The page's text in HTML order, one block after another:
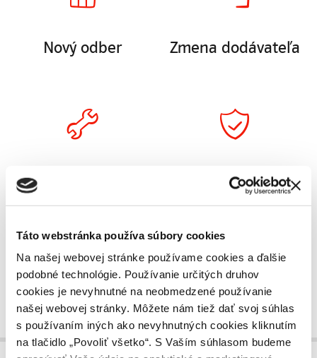
Táto webstránka používa súbory cookies
Na našej webovej stránke používame cookies a ďalšie
podobné technológie. Používanie určitých druhov
cookies je nevyhnutné na neobmedzené používanie
našej webovej stránky. Môžete nám tiež dať svoj súhlas
s používaním iných ako nevyhnutných cookies kliknutím
na tlačidlo „Povoliť všetko“. S Vaším súhlasom budeme
Nový odber Zmena dodávateľa
Zmena sadzby,
Dodávateľ
poslednej